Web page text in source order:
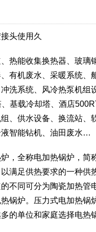
头使用久
热能收集换热器、玻
有机废水、采暖系统
洗系统、风冷热泵机
基载冷却塔、酒店
、供水设备、换流站
智能钻机、油田废水…
，全称电加热锅炉，
满足供热要求的一种供
不同可分为陶瓷加热
锅炉。压力式电加热
的单位和家庭选择电热